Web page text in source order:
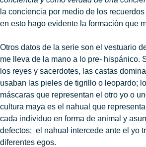
la conciencia por medio de los
en esto hago evidente la formación que
Otros datos de la serie son el vestuario
me lleva de la mano a lo pre- hispánico.
los reyes y sacerdotes, las castas
usaban las pieles de tigrillo o leopardo;
máscaras que representan el otro yo o
cultura maya es el nahual que
cada individuo en forma de animal y
defectos; el nahual intercede ante el yo
diferentes egos.